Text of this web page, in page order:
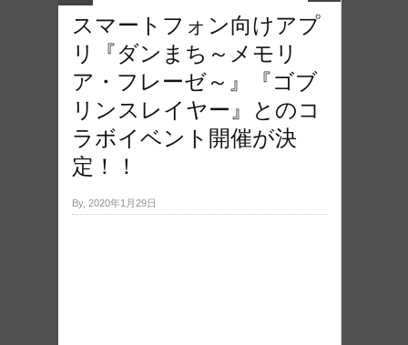
スマートフォン向けアプ
リ『ダンまち～メモリ
ア・フレーゼ～』『ゴブ
リンスレイヤー』とのコ
ラボイベント開催が決
定！！
By, 2020年1月29日